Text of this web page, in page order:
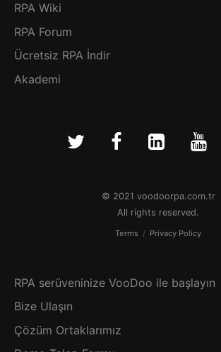
RPA Wiki
RPA Forum
Ücretsiz RPA İndir
Akademi
© 2021 voodoorpa.com.tr
All rights reserved.
Terms / Privacy Policy
RPA serüveninize VooDoo ile başlayın
Bize Ulaşın
Çözüm Ortaklarımız